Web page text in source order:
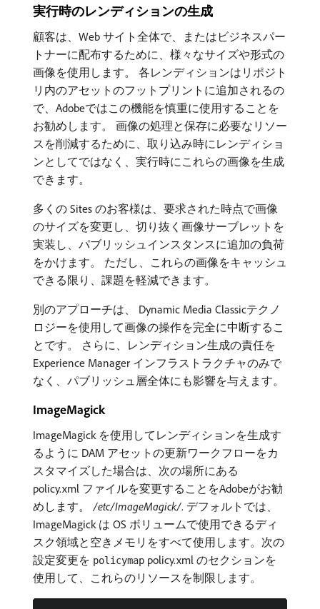
実行時のレンディションの生成
顧客は、Web サイト全体で、またはビジネスパー
トナーに配布するために、様々なサイズや形式の
画像を使用します。 各レンディションはリポジト
リ内のアセットのフットプリントに追加されるの
で、Adobeではこの機能を慎重に使用することを
お勧めします。 画像の処理と保存に必要なリソー
スを削減するために、取り込み時にレンディショ
ンとしてではなく、実行時にこれらの画像を生成
できます。
多くの Sites のお客様は、要求された時点で画像
のサイズを変更し、切り抜く画像サーブレットを
実装し、パブリッシュインスタンスに追加の負荷
をかけます。 ただし、これらの画像をキャッシュ
できる限り、課題を軽減できます。
別のアプローチは、 Dynamic Media Classicテクノ
ロジーを使用して画像の操作を完全に中断するこ
とです。 さらに、レンディション生成の責任を
Experience Manager インフラストラクチャのみで
なく、パブリッシュ層全体にも影響を与えます。
ImageMagick
ImageMagick を使用してレンディションを生成す
るように DAM アセットの更新ワークフローをカ
スタマイズした場合は、次の場所にある
policy.xml ファイルを変更することをAdobeがお勧
めします。 /etc/ImageMagick/. デフォルトでは、
ImageMagick は OS ボリュームで使用できるディ
スク領域と空きメモリをすべて使用します。次の
設定変更を policymap policy.xml のセクションを
使用して、これらのリソースを制限します。